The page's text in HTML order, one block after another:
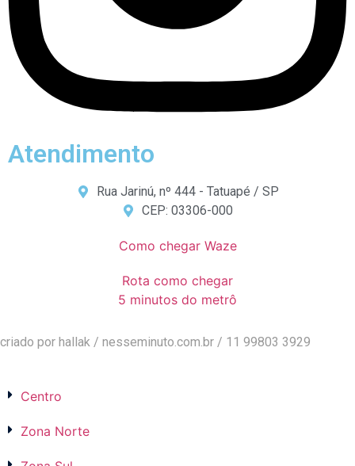
Atendimento
Rua Jarinú, nº 444 - Tatuapé / SP
CEP: 03306-000
Como chegar Waze
Rota como chegar
5 minutos do metrô
criado por hallak / nesseminuto.com.br / 11 99803 3929
Centro
Zona Norte